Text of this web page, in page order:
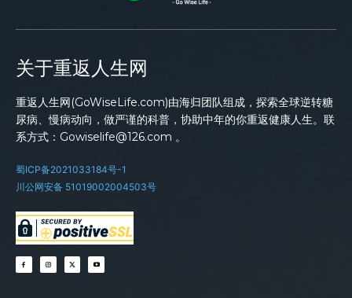
关于重返人生网
重返人生网(GoWiseLife.com)由海归团队组成，探索全球逆转糖
尿病、慢病动向，做严谨的科普，协助中年的你重返健康人生。联
系方式：Gowiselife@126.com 。
蜀ICP备2021033184号-1
川公网安备 51019002004503号